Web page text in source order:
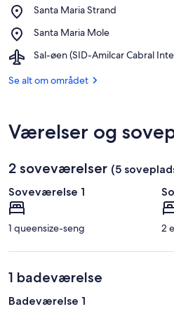
Maria
Santa Maria Strand
Place,
Maria
Santa Maria Mole
Place,
Maria
Sal-øen (SID-Amilcar Cabral
Airport,
øen
International)
Se alt om området
Værelser og
2 soveværelser (5
Soveværelse 1
1 queensize-seng 2
1 badeværelse
Badeværelse 1